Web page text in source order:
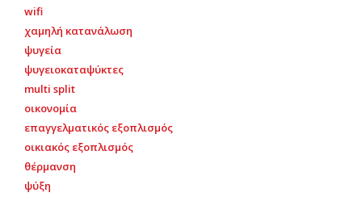
wifi
χαμηλή κατανάλωση
ψυγεία
ψυγειοκαταψύκτες
multi split
οικονομία
επαγγελματικός εξοπλισμός
οικιακός εξοπλισμός
θέρμανση
ψύξη